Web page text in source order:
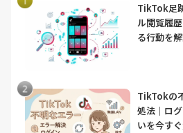
TikTok足
ル閲覧履
る行動を
TikTokの
処法｜ロ
いを今す